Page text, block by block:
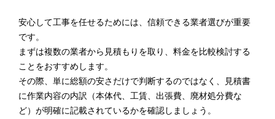
安心して工事を任せるためには、信頼できる業者選びが重要
です。
まずは複数の業者から見積もりを取り、料金を比較検討する
ことをおすすめします。
その際、単に総額の安さだけで判断するのではなく、見積書
に作業内容の内訳（本体代、工賃、出張費、廃材処分費な
ど）が明確に記載されているかを確認しましょう。